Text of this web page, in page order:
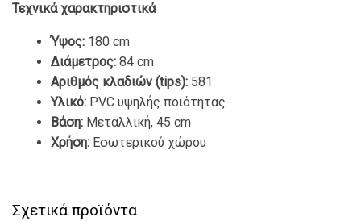
Τεχνικά χαρακτηριστικά
Ύψος: 180 cm
Διάμετρος: 84 cm
Αριθμός κλαδιών (tips): 581
Υλικό: PVC υψηλής ποιότητας
Βάση: Μεταλλική, 45 cm
Χρήση: Εσωτερικού χώρου
Σχετικά προϊόντα